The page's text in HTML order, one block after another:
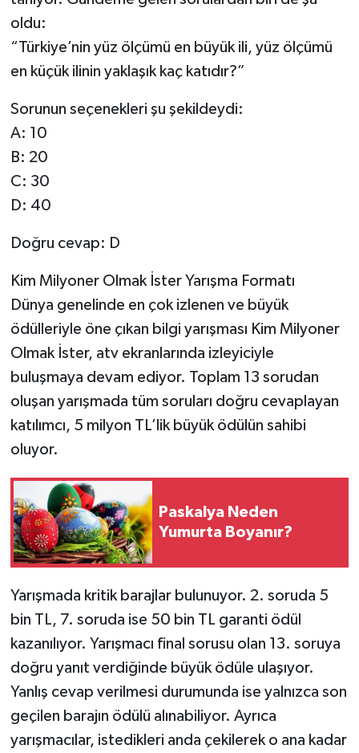
oldu:
“Türkiye’nin yüz ölçümü en büyük ili, yüz ölçümü
en küçük ilinin yaklaşık kaç katıdır?”
Sorunun seçenekleri şu şekildeydi:
A: 10
B: 20
C: 30
D: 40
Doğru cevap: D
Kim Milyoner Olmak İster Yarışma Formatı
Dünya genelinde en çok izlenen ve büyük
ödülleriyle öne çıkan bilgi yarışması Kim Milyoner
Olmak İster, atv ekranlarında izleyiciyle
buluşmaya devam ediyor. Toplam 13 sorudan
oluşan yarışmada tüm soruları doğru cevaplayan
katılımcı, 5 milyon TL’lik büyük ödülün sahibi
oluyor.
Paskalya Neden
Yumurta Boyanır?
Yarışmada kritik barajlar bulunuyor. 2. soruda 5
bin TL, 7. soruda ise 50 bin TL garanti ödül
kazanılıyor. Yarışmacı final sorusu olan 13. soruya
doğru yanıt verdiğinde büyük ödüle ulaşıyor.
Yanlış cevap verilmesi durumunda ise yalnızca son
geçilen barajın ödülü alınabiliyor. Ayrıca
yarışmacılar, istedikleri anda çekilerek o ana kadar
Türkiye
Yerel
Künye